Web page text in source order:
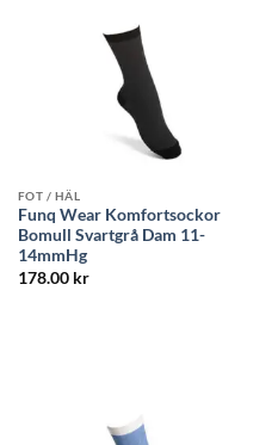
FOT / HÄL
Funq Wear Komfortsockor
Bomull Svartgrå Dam 11-
14mmHg
178.00 kr